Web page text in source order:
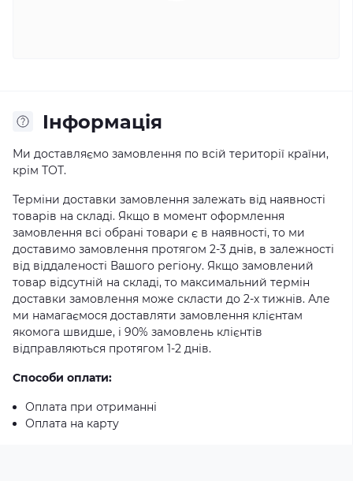
Iнформація
Ми доставляємо замовлення по всій території країни,
крім ТОТ.
Терміни доставки замовлення залежать від наявності
товарів на складі. Якщо в момент оформлення
замовлення всі обрані товари є в наявності, то ми
доставимо замовлення протягом 2-3 днів, в залежності
від віддаленості Вашого регіону. Якщо замовлений
товар відсутній на складі, то максимальний термін
доставки замовлення може скласти до 2-х тижнів. Але
ми намагаємося доставляти замовлення клієнтам
якомога швидше, і 90% замовлень клієнтів
відправляються протягом 1-2 днів.
Способи оплати:
Оплата при отриманні
Оплата на карту